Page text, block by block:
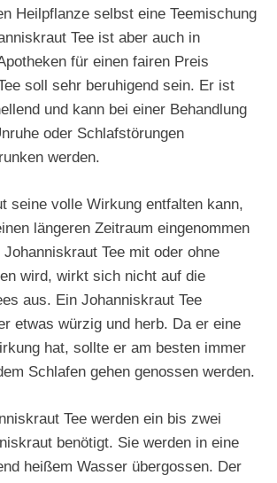
Heilpflanze selbst eine Teemischung
Tee ist aber auch in
für einen fairen Preis
soll sehr beruhigend sein. Er ist
und kann bei einer Behandlung
oder Schlafstörungen
werden.
seine volle Wirkung entfalten kann,
längeren Zeitraum eingenommen
Tee mit oder ohne
wird, wirkt sich nicht auf die
aus. Ein Johanniskraut Tee
etwas würzig und herb. Da er eine
hat, sollte er am besten immer
Schlafen gehen genossen werden.
Tee werden ein bis zwei
benötigt. Sie werden in eine
heißem Wasser übergossen. Der